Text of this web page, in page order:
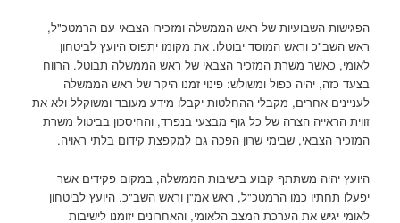
הפגישות השבועיות של ראש הממשלה ומזכירו הצבאי עם הרמטכ"ל,
ראש השב"כ וראש המוסד יבוטלו. את מקומו יתפוס היועץ לביטחון
לאומי, כאשר משרת המזכיר הצבאי של ראש הממשלה תבוטל. הרווח
בצעד כזה, יהיה כפול ומשולש: פינוי זמנו היקר של ראש הממשלה
לעניינים אחרים, מקבלי ההחלטות יקבלו מידע מעובד ומשוקלל ולא את
זווית הראייה הצרה של כל גוף מבצעי בנפרד, והחיסכון בביטול משרת
המזכיר הצבאי, שבימי שרון הפכה גם למקפצת קידום בלתי ראויה.
היועץ יהיה משתתף קבוע בישיבות הממשלה, במקום פקידים אשר
יפעלו תחתיו כמו הרמטכ"ל, ראש אמ"ן וראש השב"כ. היועץ לביטחון
לאומי יגיש את הערכת המצב הלאומי, והאחרונים יזומנו לישיבות